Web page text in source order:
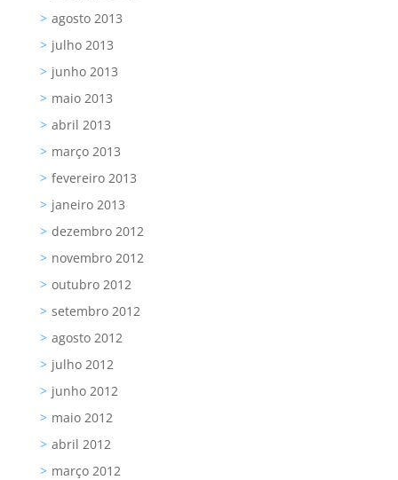
agosto 2013
julho 2013
junho 2013
maio 2013
abril 2013
março 2013
fevereiro 2013
janeiro 2013
dezembro 2012
novembro 2012
outubro 2012
setembro 2012
agosto 2012
julho 2012
junho 2012
maio 2012
abril 2012
março 2012